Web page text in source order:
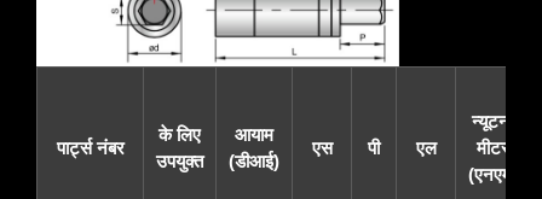
पार्ट्स नंबर
के लिए
उपयुक्त
आयाम
(डीआई)
एस पी एल
न्यूटन-
मीटर
(एनएम)